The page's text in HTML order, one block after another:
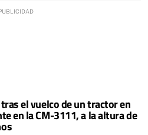
el vuelco de un tractor en
en la CM-3111, a la altura de